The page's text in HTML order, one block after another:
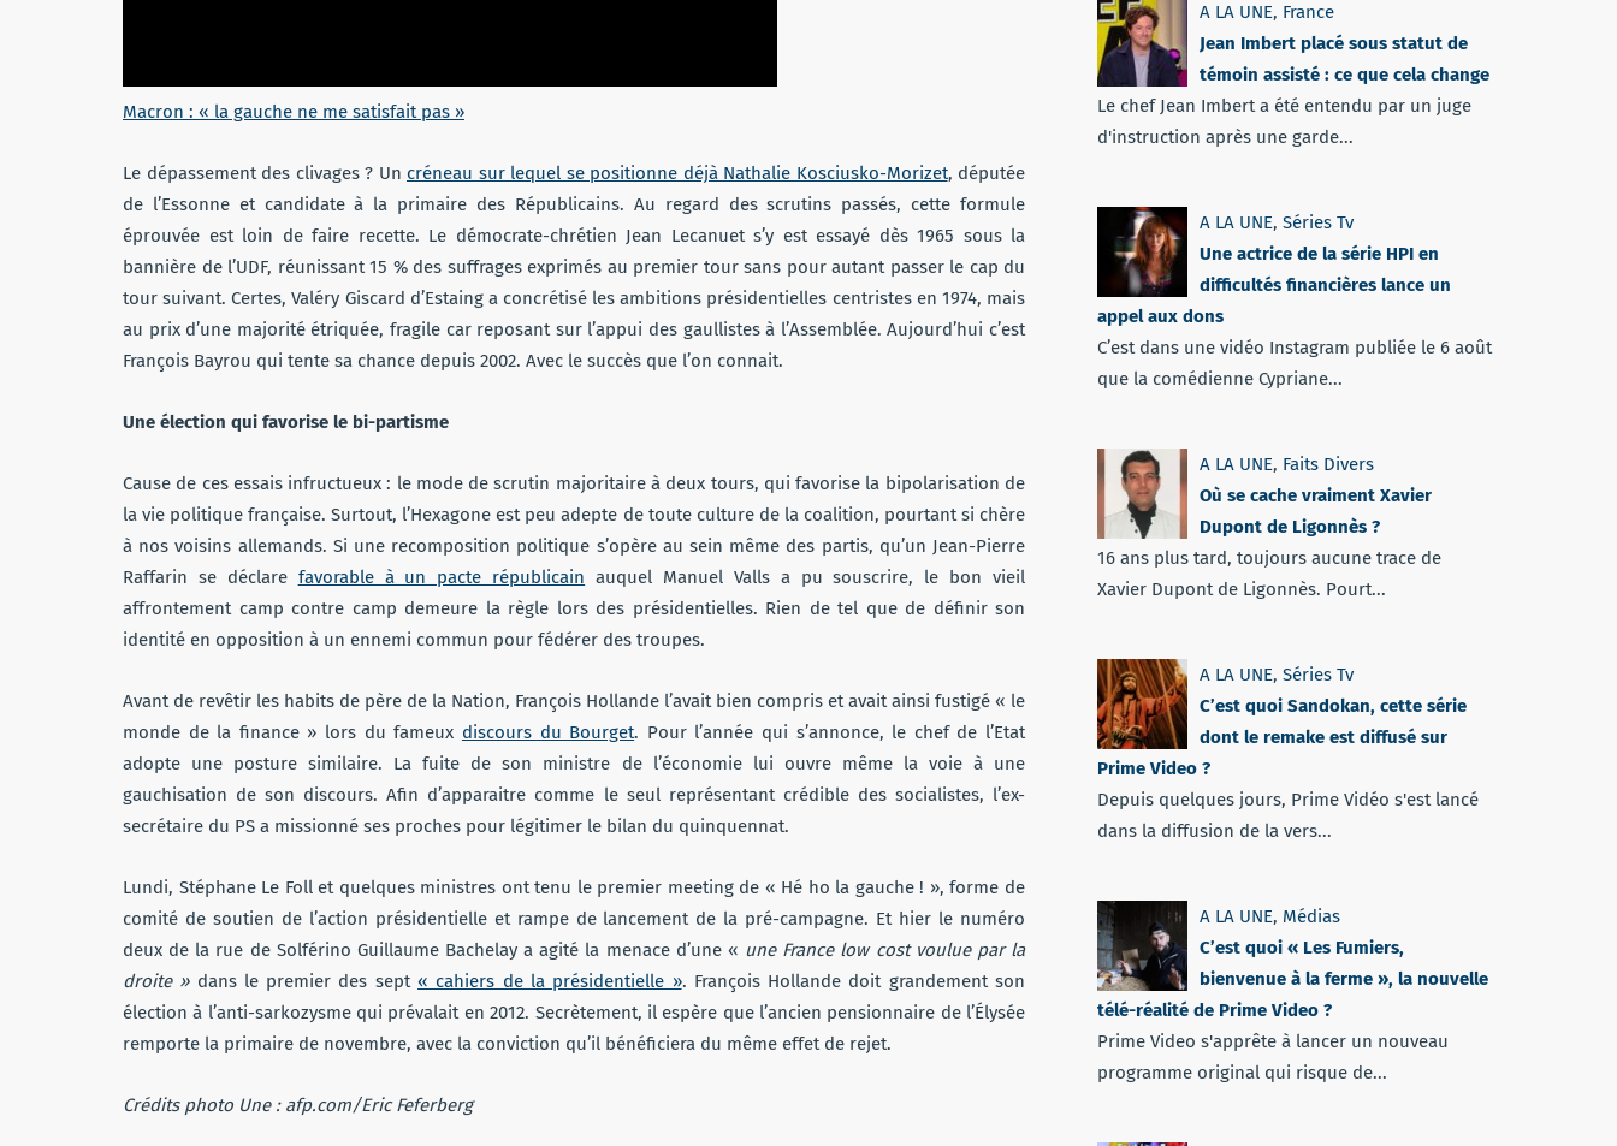
Macron : « la gauche ne me satisfait pas »
Le dépassement des clivages ? Un créneau sur lequel se positionne déjà Nathalie Kosciusko-Morizet, députée
de l’Essonne et candidate à la primaire des Républicains. Au regard des scrutins passés, cette formule
éprouvée est loin de faire recette. Le démocrate-chrétien Jean Lecanuet s’y est essayé dès 1965 sous la
bannière de l’UDF, réunissant 15 % des suffrages exprimés au premier tour sans pour autant passer le cap du
tour suivant. Certes, Valéry Giscard d’Estaing a concrétisé les ambitions présidentielles centristes en 1974, mais
au prix d’une majorité étriquée, fragile car reposant sur l’appui des gaullistes à l’Assemblée. Aujourd’hui c’est
François Bayrou qui tente sa chance depuis 2002. Avec le succès que l’on connait.
Une élection qui favorise le bi-partisme
Cause de ces essais infructueux : le mode de scrutin majoritaire à deux tours, qui favorise la bipolarisation de
la vie politique française. Surtout, l’Hexagone est peu adepte de toute culture de la coalition, pourtant si chère
à nos voisins allemands. Si une recomposition politique s’opère au sein même des partis, qu’un Jean-Pierre
Raffarin se déclare favorable à un pacte républicain auquel Manuel Valls a pu souscrire, le bon vieil
affrontement camp contre camp demeure la règle lors des présidentielles. Rien de tel que de définir son
identité en opposition à un ennemi commun pour fédérer des troupes.
Avant de revêtir les habits de père de la Nation, François Hollande l’avait bien compris et avait ainsi fustigé « le
monde de la finance » lors du fameux discours du Bourget. Pour l’année qui s’annonce, le chef de l’Etat
adopte une posture similaire. La fuite de son ministre de l’économie lui ouvre même la voie à une
gauchisation de son discours. Afin d’apparaitre comme le seul représentant crédible des socialistes, l’ex-
secrétaire du PS a missionné ses proches pour légitimer le bilan du quinquennat.
Lundi, Stéphane Le Foll et quelques ministres ont tenu le premier meeting de « Hé ho la gauche ! », forme de
comité de soutien de l’action présidentielle et rampe de lancement de la pré-campagne. Et hier le numéro
deux de la rue de Solférino Guillaume Bachelay a agité la menace d’une « une France low cost voulue par la
droite » dans le premier des sept« cahiers de la présidentielle ». François Hollande doit grandement son
élection à l’anti-sarkozysme qui prévalait en 2012. Secrètement, il espère que l’ancien pensionnaire de l’Élysée
remporte la primaire de novembre, avec la conviction qu’il bénéficiera du même effet de rejet.
Crédits photo Une : afp.com/Eric Feferberg
A LA UNE, France
Jean Imbert placé sous statut de
témoin assisté : ce que cela change
Le chef Jean Imbert a été entendu par un juge
d'instruction après une garde...
A LA UNE, Séries Tv
Une actrice de la série HPI en
difficultés financières lance un
appel aux dons
C’est dans une vidéo Instagram publiée le 6 août
que la comédienne Cypriane...
A LA UNE, Faits Divers
Où se cache vraiment Xavier
Dupont de Ligonnès ?
16 ans plus tard, toujours aucune trace de
Xavier Dupont de Ligonnès. Pourt...
A LA UNE, Séries Tv
C’est quoi Sandokan, cette série
dont le remake est diffusé sur
Prime Video ?
Depuis quelques jours, Prime Vidéo s'est lancé
dans la diffusion de la vers...
A LA UNE, Médias
C’est quoi « Les Fumiers,
bienvenue à la ferme », la nouvelle
télé-réalité de Prime Video ?
Prime Video s'apprête à lancer un nouveau
programme original qui risque de...